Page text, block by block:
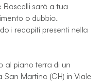
Bascelli sarà a tua
o dubbio.
i recapiti presenti nella
al piano terra di un
Martino (CH) in Viale